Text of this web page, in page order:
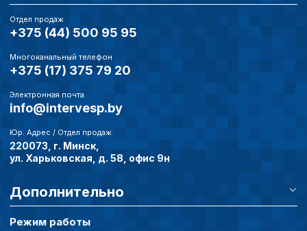
Отдел продаж
+375 (44) 500 95 95
Многоканальный телефон
+375 (17) 375 79 20
Электронная почта
info@intervesp.by
Юр. Адрес / Отдел продаж
220073, г. Минск,
ул. Харьковская, д. 58, офис 9н
Дополнительно
Режим работы